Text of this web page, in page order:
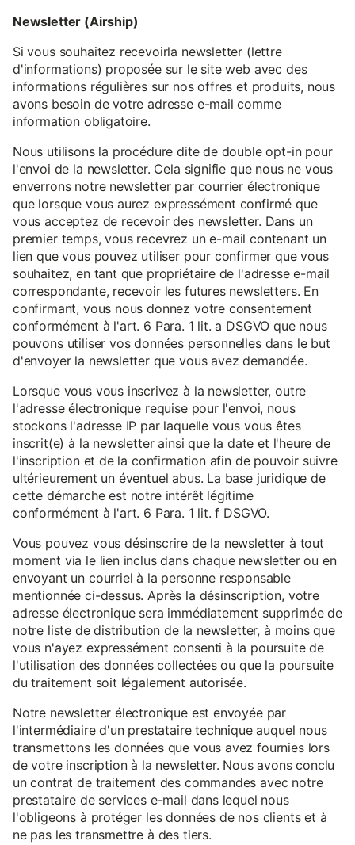
Newsletter (Airship)
Si vous souhaitez recevoirla newsletter (lettre
d'informations) proposée sur le site web avec des
informations régulières sur nos offres et produits, nous
avons besoin de votre adresse e-mail comme
information obligatoire.
Nous utilisons la procédure dite de double opt-in pour
l'envoi de la newsletter. Cela signifie que nous ne vous
enverrons notre newsletter par courrier électronique
que lorsque vous aurez expressément confirmé que
vous acceptez de recevoir des newsletter. Dans un
premier temps, vous recevrez un e-mail contenant un
lien que vous pouvez utiliser pour confirmer que vous
souhaitez, en tant que propriétaire de l'adresse e-mail
correspondante, recevoir les futures newsletters. En
confirmant, vous nous donnez votre consentement
conformément à l'art. 6 Para. 1 lit. a DSGVO que nous
pouvons utiliser vos données personnelles dans le but
d'envoyer la newsletter que vous avez demandée.
Lorsque vous vous inscrivez à la newsletter, outre
l'adresse électronique requise pour l'envoi, nous
stockons l'adresse IP par laquelle vous vous êtes
inscrit(e) à la newsletter ainsi que la date et l'heure de
l'inscription et de la confirmation afin de pouvoir suivre
ultérieurement un éventuel abus. La base juridique de
cette démarche est notre intérêt légitime
conformément à l'art. 6 Para. 1 lit. f DSGVO.
Vous pouvez vous désinscrire de la newsletter à tout
moment via le lien inclus dans chaque newsletter ou en
envoyant un courriel à la personne responsable
mentionnée ci-dessus. Après la désinscription, votre
adresse électronique sera immédiatement supprimée de
notre liste de distribution de la newsletter, à moins que
vous n'ayez expressément consenti à la poursuite de
l'utilisation des données collectées ou que la poursuite
du traitement soit légalement autorisée.
Notre newsletter électronique est envoyée par
l'intermédiaire d'un prestataire technique auquel nous
transmettons les données que vous avez fournies lors
de votre inscription à la newsletter. Nous avons conclu
un contrat de traitement des commandes avec notre
prestataire de services e-mail dans lequel nous
l'obligeons à protéger les données de nos clients et à
ne pas les transmettre à des tiers.